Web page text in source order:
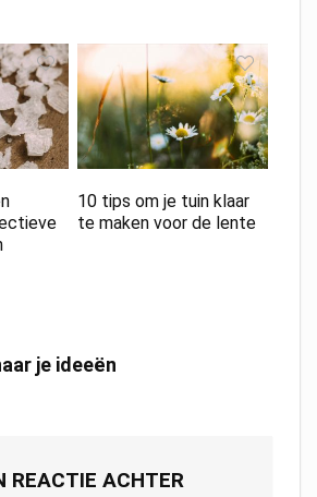
10 tips om je tuin klaar
te maken voor de lente
je ideeën
REACTIE ACHTER